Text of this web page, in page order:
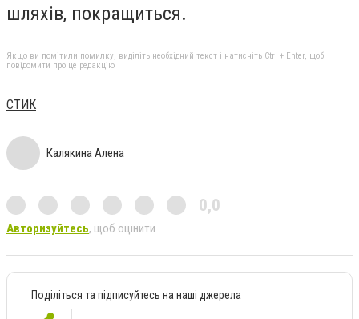
шляхів, покращиться.
Якщо ви помітили помилку, виділіть необхідний текст і натисніть Ctrl + Enter, щоб
повідомити про це редакцію
СТИК
Калякина Алена
0,0
Авторизуйтесь, щоб оцінити
Поділіться та підписуйтесь на наші джерела